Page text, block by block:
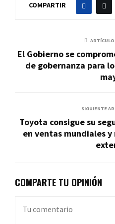
COMPARTIR
El Gobierno se
de gobernanza para
SIGUIENTE
Toyota consigue su
en ventas mundiales
COMPARTE TU OPINIÓN